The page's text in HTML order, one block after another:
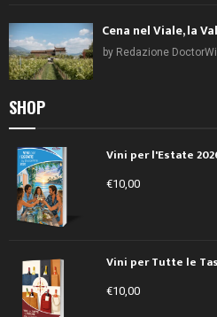
Cena nel Viale, la
by Redazione
SHOP
Vini per l'Estate
€10,00
Vini per Tutte le
€10,00